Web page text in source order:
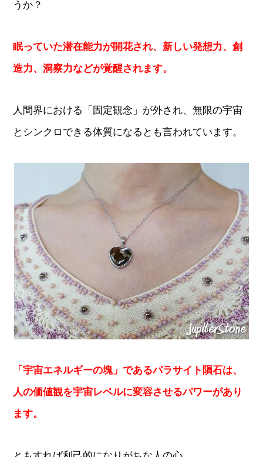
うか？
眠っていた潜在能力が開花され、新しい発想力、創
造力、洞察力などが覚醒されます。
人間界における「固定観念」が外され、無限の宇宙
とシンクロできる体質になるとも言われています。
「宇宙エネルギーの塊」であるパラサイト隕石は、
人の価値観を宇宙レベルに変容させるパワーがあり
ます。